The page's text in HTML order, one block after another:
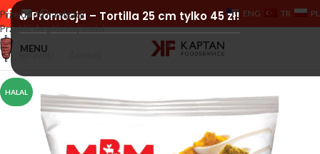
Przejdź do nawigacji
Przejdź do głównej treści
🔥 Promocja – Tortilla 25 cm tylko 45 zł!
Sprawdź
ENG TR PL
MENU
HALAL